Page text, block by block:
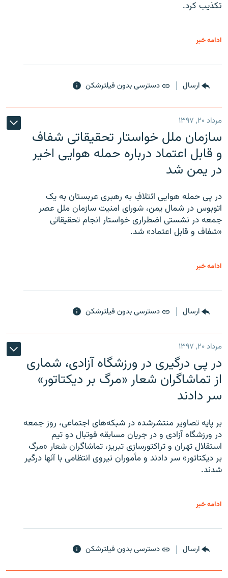
تکذیب کرد.
ادامه خبر
ارسال دسترسی بدون فیلترشکن
مرداد ۲۰, ۱۳۹۷
سازمان ملل خواستار تحقیقاتی شفاف
و قابل اعتماد درباره حمله هوایی اخیر
در یمن شد
در پی حمله هوایی ائتلافِ به رهبری عربستان به یک
اتوبوس در شمال یمن، شورای امنیت سازمان ملل عصر
جمعه در نشستی اضطراری خواستار انجام تحقیقاتی
«شفاف و قابل اعتماد» شد.
ادامه خبر
ارسال دسترسی بدون فیلترشکن
مرداد ۲۰, ۱۳۹۷
در پی درگیری در ورزشگاه آزادی، شماری
از تماشاگران شعار «مرگ بر دیکتاتور»
سر دادند
بر پایه تصاویر منتشرشده در شبکه‌های اجتماعی، روز جمعه
در ورزشگاه آزادی و در جریان مسابقه فوتبال دو تیم
استقلال تهران و تراکتورسازی تبریز، تماشاگران شعار «مرگ
بر دیکتاتور» سر دادند و مأموران نیروی انتظامی با آنها درگیر
شدند.
ادامه خبر
ارسال دسترسی بدون فیلترشکن